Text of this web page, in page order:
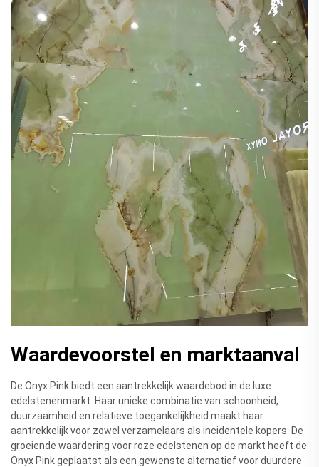
Waardevoorstel en marktaanval
De Onyx Pink biedt een aantrekkelijk waardebod in de luxe
edelstenenmarkt. Haar unieke combinatie van schoonheid,
duurzaamheid en relatieve toegankelijkheid maakt haar
aantrekkelijk voor zowel verzamelaars als incidentele kopers. De
groeiende waardering voor roze edelstenen op de markt heeft de
Onyx Pink geplaatst als een gewenste alternatief voor duurdere